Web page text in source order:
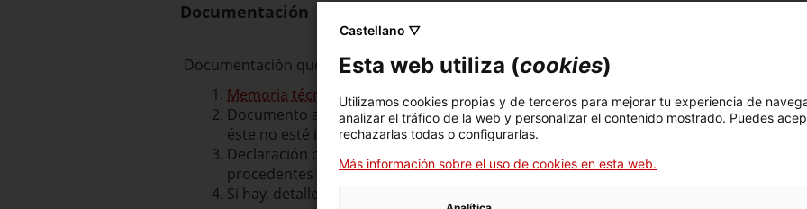
Documentación
Documentación que se debe adjuntar a la solicitud:
Memoria técnica del proyecto
en un documento PDF.
Documento acreditativo de poderes para actuar como representado legal de la
éste no esté inscrito en el Registro Mercantil.
Declaración conforme no se ha recibido ni solicitado ninguna otra ayuda para los
procedentes de cualquiera de las administraciones o entidades públicas o privadas,
Si hay, detalle de las ayudas de minimis recibidos en los dos ejercicios fiscales
Castellano ▽
Esta web utiliza (cookies)
Utilizamos cookies propias y de terceros para mejorar tu experiencia de
analizar el tráfico de la web y personalizar el contenido mostrado. Puedes
rechazarlas todas o configurarlas.
Más información sobre el uso de cookies en esta web.